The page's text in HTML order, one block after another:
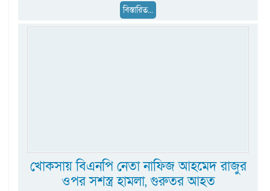
বিস্তারিত...
খোকসায় বিএনপি নেতা নাফিজ আহমেদ রাজুর
ওপর সশস্ত্র হামলা, গুরুতর আহত